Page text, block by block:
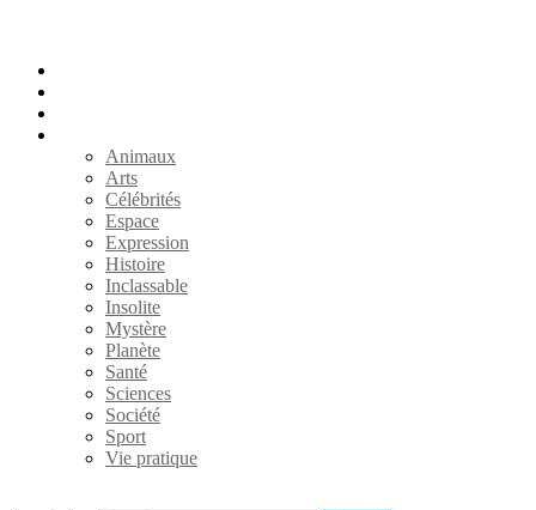
Animaux
Arts
Célébrités
Espace
Expression
Histoire
Inclassable
Insolite
Mystère
Planète
Santé
Sciences
Société
Sport
Vie pratique